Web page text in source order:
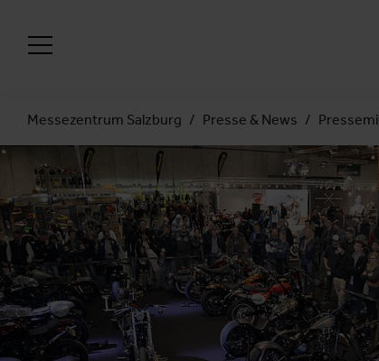
Messezentrum Salzburg Presse & News